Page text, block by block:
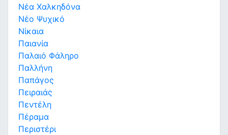
Νέα Χαλκηδόνα
Νέο Ψυχικό
Νίκαια
Παιανία
Παλαιό Φάληρο
Παλλήνη
Παπάγος
Πειραιάς
Πεντέλη
Πέραμα
Περιστέρι